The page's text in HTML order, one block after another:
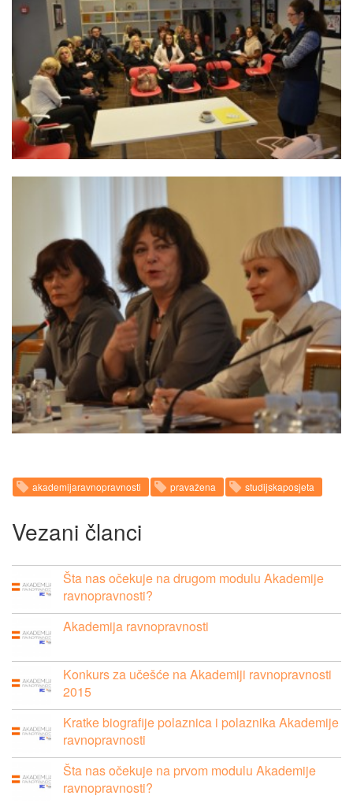
akademijaravnopravnosti pravažena studijskaposjeta
Vezani članci
Šta nas očekuje na drugom modulu Akademije
ravnopravnosti?
Akademija ravnopravnosti
Konkurs za učešće na Akademiji ravnopravnosti
2015
Kratke biografije polaznica i polaznika Akademije
ravnopravnosti
Šta nas očekuje na prvom modulu Akademije
ravnopravnosti?